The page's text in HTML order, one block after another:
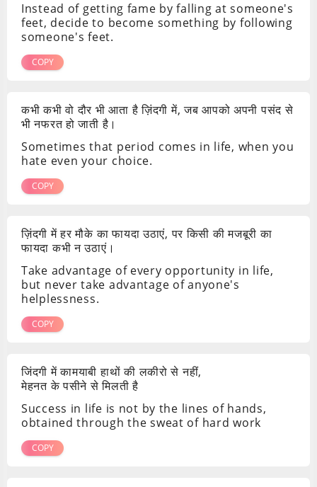
Instead of getting fame by falling at someone's
feet, decide to become something by following
someone's feet.
COPY
कभी कभी वो दौर भी आता है ज़िंदगी में, जब आपको अपनी पसंद से
भी नफरत हो जाती है।
Sometimes that period comes in life, when you
hate even your choice.
COPY
ज़िंदगी में हर मौके का फायदा उठाएं, पर किसी की मजबूरी का
फायदा कभी न उठाएं।
Take advantage of every opportunity in life,
but never take advantage of anyone's
helplessness.
COPY
जिंदगी में कामयाबी हाथों की लकीरो से नहीं,
मेहनत के पसीने से मिलती है
Success in life is not by the lines of hands,
obtained through the sweat of hard work
COPY